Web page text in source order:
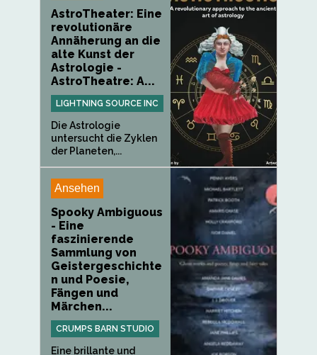
AstroTheater: Eine
revolutionäre
Annäherung an die
alte Kunst der
Astrologie -
AstroTheatre: A...
LIGHTNING SOURCE INC
Die Astrologie
untersucht die Zyklen
der Planeten,...
Ansehen
Spooky Ambiguous
- Eine
faszinierende
Sammlung von
Geistergeschichte
n und Poesie,
Fängen und
Märchen...
CRUMPS BARN STUDIO
Eine brillante und